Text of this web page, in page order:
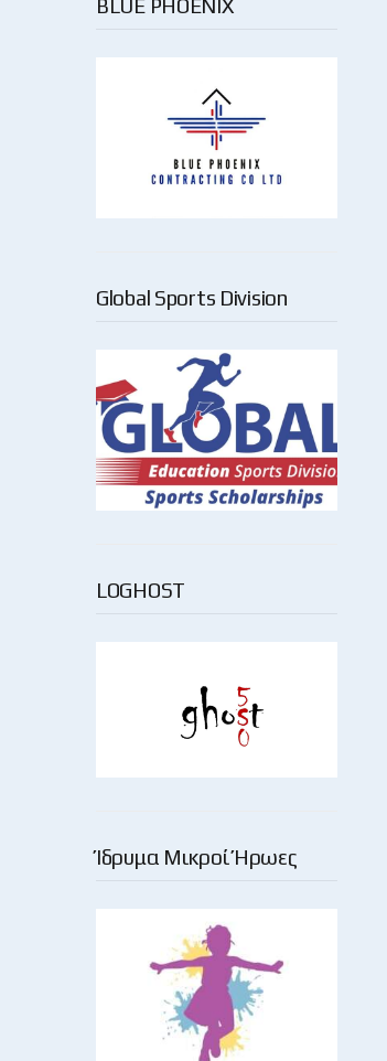
BLUE PHOENIX
Global Sports Division
LOGHOST
Ίδρυμα Μικροί Ήρωες